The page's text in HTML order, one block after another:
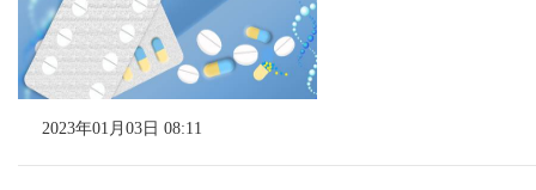
2023年01月03日 08:11